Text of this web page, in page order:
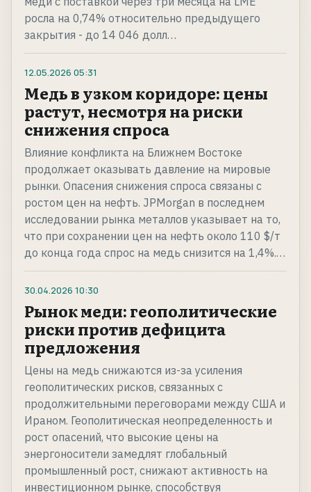
росла на 0,74% относительно предыдущего
закрытия - до 14 046 долл…
12.05.2026 05:31
Медь в узком коридоре: цены
растут, несмотря на риски
снижения спроса
Влияние конфликта на Ближнем Востоке
продолжает оказывать давление на мировые
рынки. Опасения снижения спроса связаны с
ростом цен на нефть. JPMorgan в последнем
исследовании рынка металлов указывает на то,
что при сохранении цен на нефть около 110 $/т
до конца года спрос на медь снизится на 1,4%.…
30.04.2026 10:30
Рынок меди: геополитические
риски против дефицита
предложения
Цены на медь снижаются из-за усиления
геополитических рисков, связанных с
продолжительными переговорами между США и
Ираном. Геополитическая неопределенность и
рост опасений, что высокие цены на
энергоносители замедлят глобальный
промышленный рост, снижают активность на
инвестиционном рынке, способствуя